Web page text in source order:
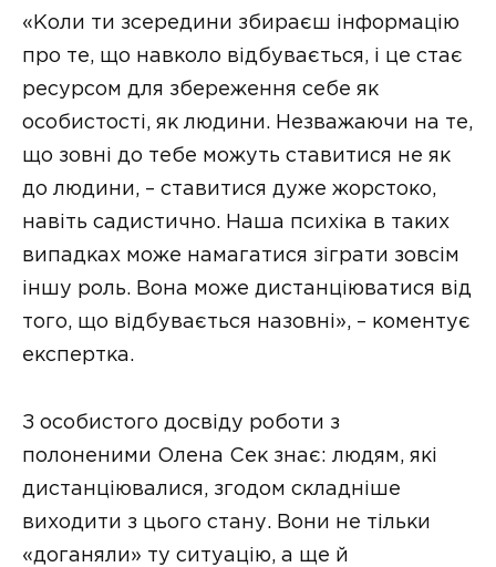
«Коли ти зсередини збираєш інформацію
про те, що навколо відбувається, і це стає
ресурсом для збереження себе як
особистості, як людини. Незважаючи на те,
що зовні до тебе можуть ставитися не як
до людини, – ставитися дуже жорстоко,
навіть садистично. Наша психіка в таких
випадках може намагатися зіграти зовсім
іншу роль. Вона може дистанціюватися від
того, що відбувається назовні», – коментує
експертка.
З особистого досвіду роботи з
полоненими Олена Сек знає: людям, які
дистанціювалися, згодом складніше
виходити з цього стану. Вони не тільки
«доганяли» ту ситуацію, а ще й